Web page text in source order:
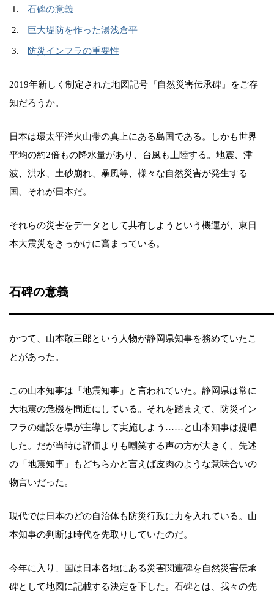
石碑の意義
巨大堤防を作った湯浅倉平
防災インフラの重要性
2019年新しく制定された地図記号『自然災害伝承碑』をご存
知だろうか。
日本は環太平洋火山帯の真上にある島国である。しかも世界
平均の約2倍もの降水量があり、台風も上陸する。地震、津
波、洪水、土砂崩れ、暴風等、様々な自然災害が発生する
国、それが日本だ。
それらの災害をデータとして共有しようという機運が、東日
本大震災をきっかけに高まっている。
石碑の意義
かつて、山本敬三郎という人物が静岡県知事を務めていたこ
とがあった。
この山本知事は「地震知事」と言われていた。静岡県は常に
大地震の危機を間近にしている。それを踏まえて、防災イン
フラの建設を県が主導して実施しよう……と山本知事は提唱
した。だが当時は評価よりも嘲笑する声の方が大きく、先述
の「地震知事」もどちらかと言えば皮肉のような意味合いの
物言いだった。
現代では日本のどの自治体も防災行政に力を入れている。山
本知事の判断は時代を先取りしていたのだ。
今年に入り、国は日本各地にある災害関連碑を自然災害伝承
碑として地図に記載する決定を下した。石碑とは、我々の先